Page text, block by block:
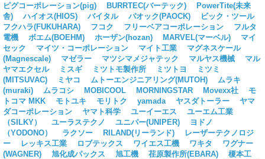
ピグコーポレーション(pig)
BURRTEC(バーテック)
PowerTite(未来
舎)
ハイオス(HIOS) バイタル パオック(PAOCK)
ビック・ツール
フクハラ(FUKUHARA)
フコク フリーベアコーポレーション
フルタ
電機
ボエム(BOEHM) ホーザン(hozan) MARVEL(マーベル)
マイ
セック
マイツ・コーポレーション マイト工業
マグネスケール
(Magnescale)
マゼラー マツシマメジャテック マルヤス機械
マル
ヤマエクセル
ミスギ ミツトモ製作所 ミツトヨ
ミツミ
(MITSUVAC)
ミヤコ ムトーエンジニアリング(MUTOH)
ムラキ
(muraki)
ムラコシ MOBICOOL MORNINGSTAR Movexx社
モ
トコマ MKK
モトユキ モリトク yamada ヤスダトーラー
ヤマ
ダコーポレーション
ヤマト科学 ユーイーエス
ユーエム工業
（SILKY）
ユーラステクノ ユニパー(UNIPER)
ヨドノ
（YODONO）
ラクソー RILAND(リーランド)
レーザーテクノロジ
ー
レッキス工業 ロブテックス ワイエス工機 ワキタ
ワグナー
(WAGNER)
旭化成パックス 旭工機 荏原製作所(EBARA)
榎本工